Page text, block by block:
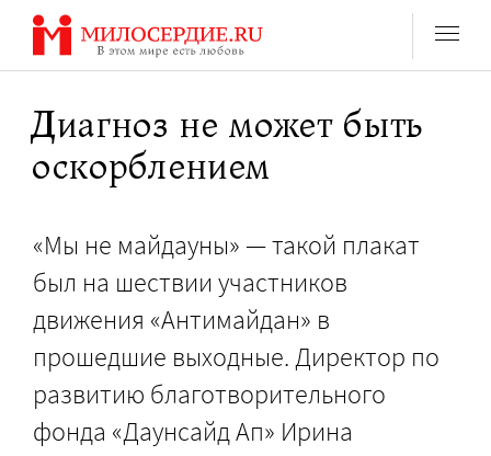
Перейти
содержанию
Диагноз не может быть
оскорблением
«Мы не майдауны» — такой плакат
был на шествии участников
движения «Антимайдан» в
прошедшие выходные. Директор по
развитию благотворительного
фонда «Даунсайд Ап» Ирина